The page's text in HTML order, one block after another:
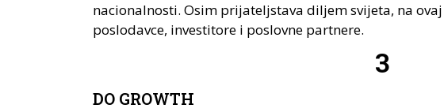
nacionalnosti. Osim prijateljstava diljem svijeta, na
poslodavce, investitore i poslovne partnere.
3
DO GROWTH